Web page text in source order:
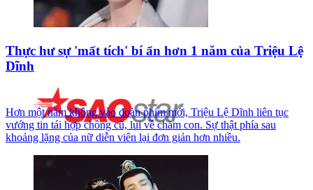
Thực hư sự 'mất tích' bí ẩn hơn 1 năm của Triệu Lệ
Dĩnh
Hơn một năm không vào đoàn phim mới, Triệu Lệ Dĩnh liên tục
vướng tin tái hợp chồng cũ, lui về chăm con. Sự thật phía sau
khoảng lặng của nữ diễn viên lại đơn giản hơn nhiều.